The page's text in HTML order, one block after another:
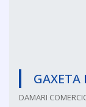
GAXETA
DAMARI